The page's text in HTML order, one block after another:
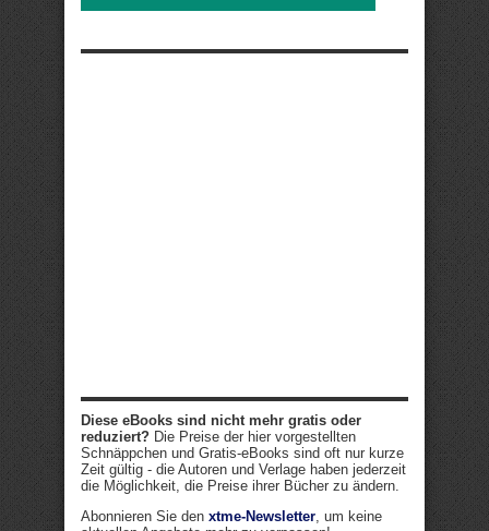
Diese eBooks sind nicht mehr gratis oder
reduziert? Die Preise der hier vorgestellten
Schnäppchen und Gratis-eBooks sind oft nur kurze
Zeit gültig - die Autoren und Verlage haben jederzeit
die Möglichkeit, die Preise ihrer Bücher zu ändern.
Abonnieren Sie den xtme-Newsletter, um keine